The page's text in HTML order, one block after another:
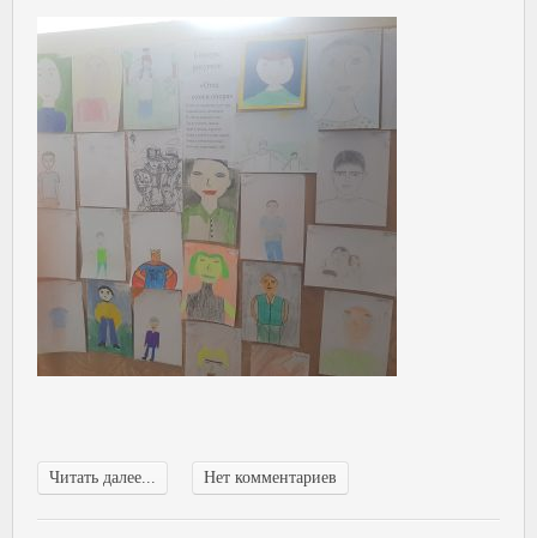
Читать далее... Нет комментариев